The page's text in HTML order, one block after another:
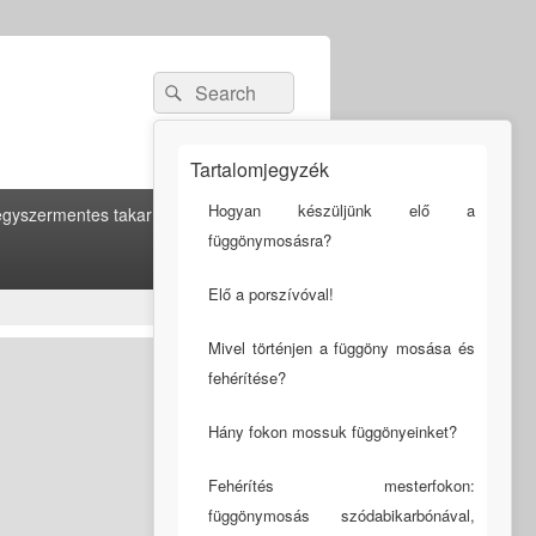
Search
for:
Search
takarítás
Tartalomjegyzék
Hogyan készüljünk elő a
függönymosásra?
Elő a porszívóval!
Mivel történjen a függöny mosása és
fehérítése?
Hány fokon mossuk függönyeinket?
Fehérítés mesterfokon:
függönymosás szódabikarbónával,